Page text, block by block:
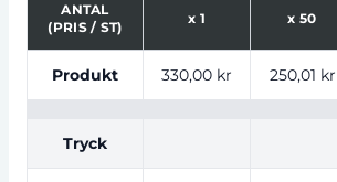
ANTAL
(PRIS / ST)
x 1 x 50
Produkt 330,00 kr 250,01 kr
Tryck